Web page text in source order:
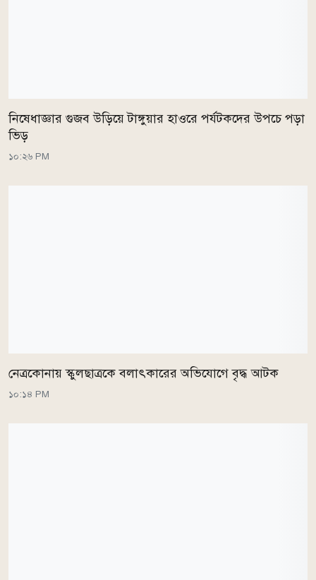
নিষেধাজ্ঞার গুজব উড়িয়ে টাঙ্গুয়ার হাওরে পর্যটকদের উপচে পড়া
ভিড়
১০:২৬ PM
নেত্রকোনায় স্কুলছাত্রকে বলাৎকারের অভিযোগে বৃদ্ধ আটক
১০:১৪ PM